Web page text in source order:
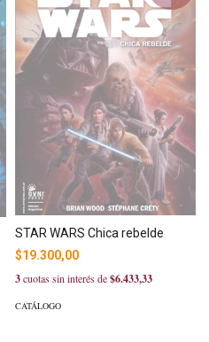
STAR WARS Chica rebelde
$19.300,00
3cuotas sin interés de$6.433,33
CATÁLOGO